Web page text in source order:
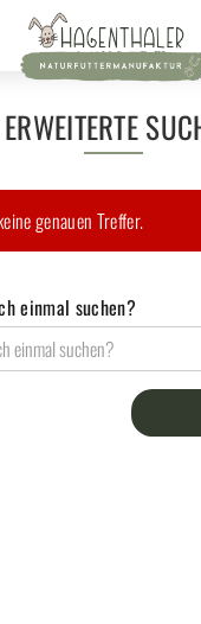
ERWEITERTE
genauen Treffer.
einmal suchen?